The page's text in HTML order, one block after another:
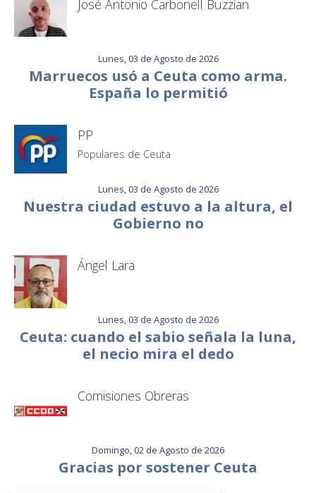
José Antonio Carbonell Buzzian
Lunes, 03 de Agosto de 2026
Marruecos usó a Ceuta como arma.
España lo permitió
PP
Populares de Ceuta
Lunes, 03 de Agosto de 2026
Nuestra ciudad estuvo a la altura, el
Gobierno no
Ángel Lara
Lunes, 03 de Agosto de 2026
Ceuta: cuando el sabio señala la luna,
el necio mira el dedo
Comisiones Obreras
Domingo, 02 de Agosto de 2026
Gracias por sostener Ceuta